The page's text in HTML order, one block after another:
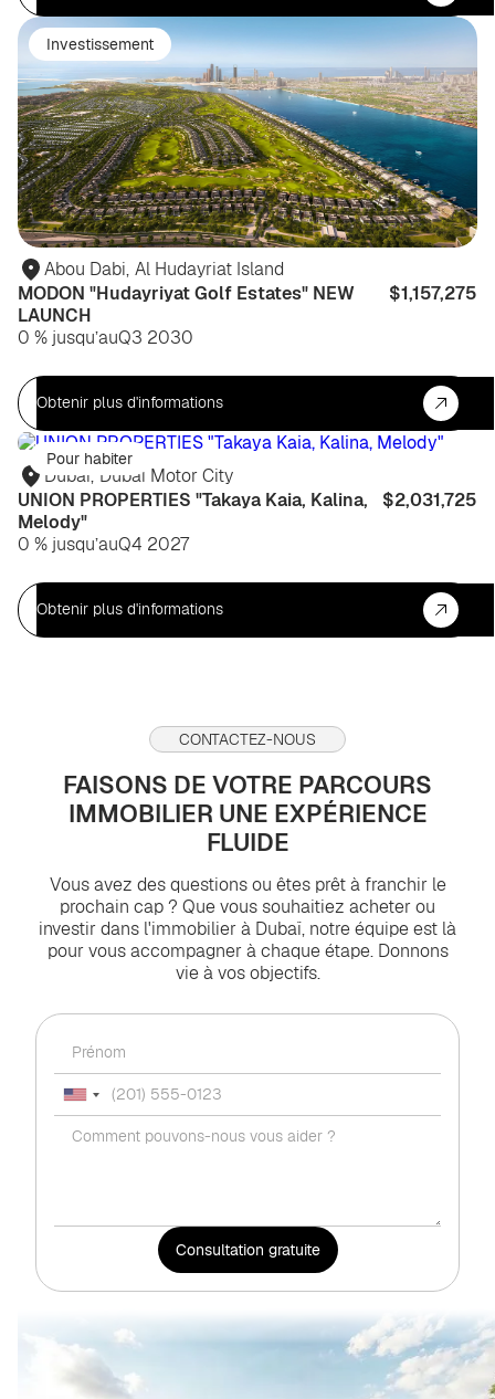
Investissement
Abou Dabi, Al Hudayriat Island
MODON "Hudayriyat Golf Estates" NEW
LAUNCH
$1,157,275
0 % jusqu’auQ3 2030
Obtenir plus d'informations
Pour habiter
Dubaï, Dubai Motor City
UNION PROPERTIES "Takaya Kaia, Kalina,
Melody"
$2,031,725
0 % jusqu’auQ4 2027
Obtenir plus d'informations
CONTACTEZ-NOUS
FAISONS DE VOTRE PARCOURS
IMMOBILIER UNE EXPÉRIENCE
FLUIDE
Vous avez des questions ou êtes prêt à franchir le
prochain cap ? Que vous souhaitiez acheter ou
investir dans l'immobilier à Dubaï, notre équipe est là
pour vous accompagner à chaque étape. Donnons
vie à vos objectifs.